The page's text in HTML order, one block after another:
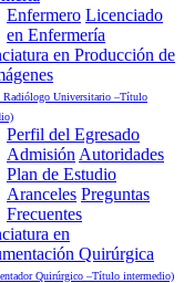
Enfermero Licenciado
en Enfermería
en Producción de
Radiólogo Universitario –Título
Perfil del Egresado
Admisión Autoridades
Plan de Estudio
Aranceles Preguntas
Frecuentes
en
Quirúrgica
Quirúrgico –Título intermedio)